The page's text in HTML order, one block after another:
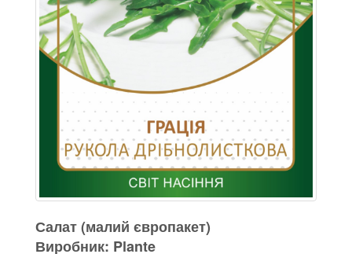
Салат (малий європакет)
Виробник: Plante